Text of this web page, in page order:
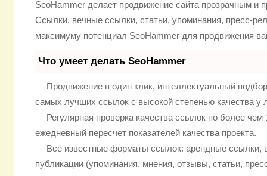
SeoHammer делает продвижение сайта прозрачным и
Ссылки, вечные ссылки, статьи, упоминания, пресс-
максимуму потенциал SeoHammer для продвижения
Что умеет делать SeoHammer
— Продвижение в один клик, интеллектуальный подбор
самых лучших ссылок с высокой степенью качества у
— Регулярная проверка качества ссылок по более чем
ежедневный пересчет показателей качества проекта.
— Все известные форматы ссылок: арендные ссылки,
публикации (упоминания, мнения, отзывы, статьи,